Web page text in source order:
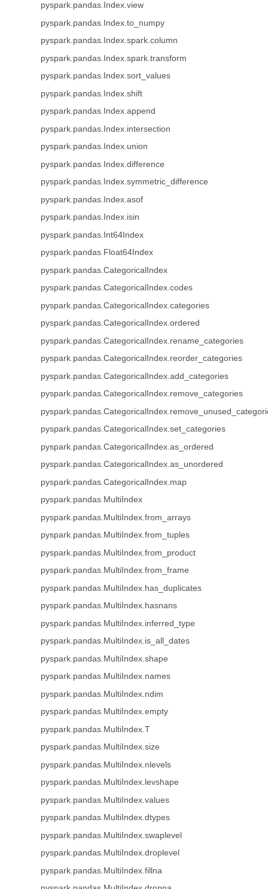
pyspark.pandas.Index.view
pyspark.pandas.Index.to_numpy
pyspark.pandas.Index.spark.column
pyspark.pandas.Index.spark.transform
pyspark.pandas.Index.sort_values
pyspark.pandas.Index.shift
pyspark.pandas.Index.append
pyspark.pandas.Index.intersection
pyspark.pandas.Index.union
pyspark.pandas.Index.difference
pyspark.pandas.Index.symmetric_difference
pyspark.pandas.Index.asof
pyspark.pandas.Index.isin
pyspark.pandas.Int64Index
pyspark.pandas.Float64Index
pyspark.pandas.CategoricalIndex
pyspark.pandas.CategoricalIndex.codes
pyspark.pandas.CategoricalIndex.categories
pyspark.pandas.CategoricalIndex.ordered
pyspark.pandas.CategoricalIndex.rename_categories
pyspark.pandas.CategoricalIndex.reorder_categories
pyspark.pandas.CategoricalIndex.add_categories
pyspark.pandas.CategoricalIndex.remove_categories
pyspark.pandas.CategoricalIndex.set_categories
pyspark.pandas.CategoricalIndex.as_ordered
pyspark.pandas.CategoricalIndex.as_unordered
pyspark.pandas.CategoricalIndex.map
pyspark.pandas.MultiIndex
pyspark.pandas.MultiIndex.from_arrays
pyspark.pandas.MultiIndex.from_tuples
pyspark.pandas.MultiIndex.from_product
pyspark.pandas.MultiIndex.from_frame
pyspark.pandas.MultiIndex.has_duplicates
pyspark.pandas.MultiIndex.hasnans
pyspark.pandas.MultiIndex.inferred_type
pyspark.pandas.MultiIndex.is_all_dates
pyspark.pandas.MultiIndex.shape
pyspark.pandas.MultiIndex.names
pyspark.pandas.MultiIndex.ndim
pyspark.pandas.MultiIndex.empty
pyspark.pandas.MultiIndex.T
pyspark.pandas.MultiIndex.size
pyspark.pandas.MultiIndex.nlevels
pyspark.pandas.MultiIndex.levshape
pyspark.pandas.MultiIndex.values
pyspark.pandas.MultiIndex.dtypes
pyspark.pandas.MultiIndex.swaplevel
pyspark.pandas.MultiIndex.droplevel
pyspark.pandas.MultiIndex.fillna